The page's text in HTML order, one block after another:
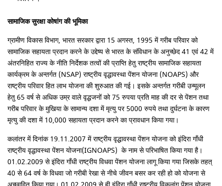
सामाजिक सुरक्षा कोषांग की भूमिका
ग्रामीण विकास विभाग, भारत सरकार द्वारा 15 अगस्त, 1995 में गरीब परिवार को
सामाजिक सहायता प्रदान करने के उद्देष्य से भारत के संविधान के अनुच्छेद 41 एवं 42 में
अंतरनिहित राज्य के नीति निर्देशक तत्वों की प्राप्ति हेतु राष्ट्रीय सामाजिक सहायता
कार्यक्रम के अन्तर्गत (NSAP) राष्ट्रीय वृद्धावस्था पेंशन योजना (NOAPS) और
राष्ट्रीय परिवार हित लाभ योजना की शुरुआत की गई। इसके अन्तर्गत गरीबी उन्मूलन
हेतु 65 वर्ष से अधिक उम्र वाले वृद्धजनों को 75 रुपया प्रति माह की दर से पेंशन तथा
गरीब परिवार के मुखिया के सामान्य दशा में मृत्यु पर 5000 रुपये तथा दुर्घटना के कारण
मृत्यु की दशा में 10,000 सहायता प्रदान करने का प्रावधान किया गया।
कलांतर में दिनांक 19.11.2007 में राष्ट्रीय वृद्धावस्था पेंशन योजना को इंदिरा गाँधी
राष्ट्रीय वृद्धावस्था पेंशन योजना(IGNOAPS) के नाम से परिभाषित किया गया है।
01.02.2009 से इंदिरा गाँधी राष्ट्रीय विधवा पेंशन योजना लागू किया गया जिसके तहत्
40 से 64 वर्ष के विधवा जो गरीबी रेखा से नीचे जीवन बसर कर रही हो को योजना से